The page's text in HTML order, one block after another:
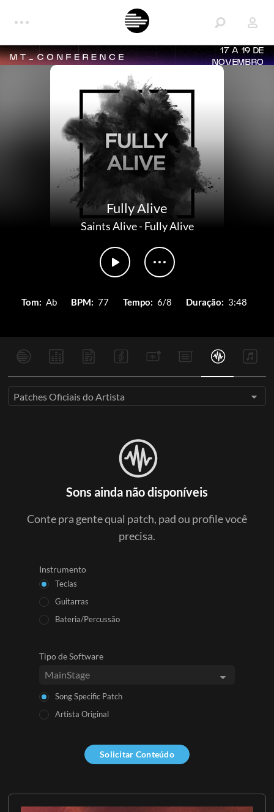
17 A 19 DE
NOVEMBRO
Fully Alive
Saints Alive-Fully Alive
Tom: Ab BPM: 77 Tempo: 6/8 Duração: 3:48
Patches Oficiais do Artista
Sons ainda não disponíveis
Conte pra gente qual patch, pad ou profile você
precisa.
Instrumento
Teclas
Guitarras
Bateria/Percussão
Tipo de Software
Song Specific Patch
Artista Original
Solicitar Conteúdo